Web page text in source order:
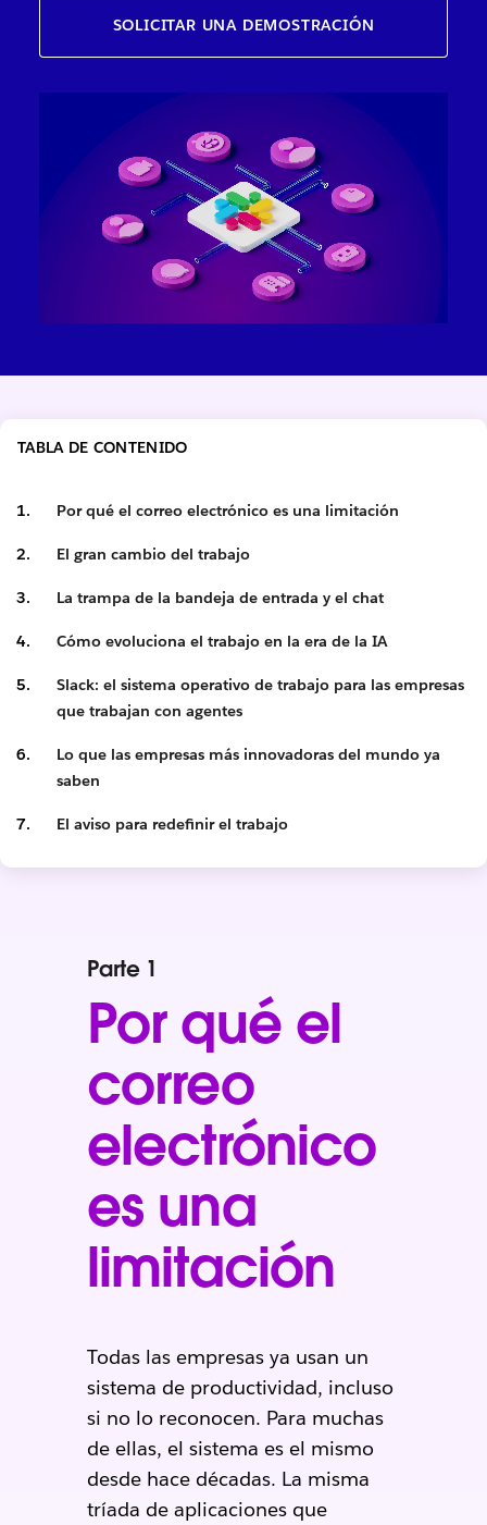
SOLICITAR UNA DEMOSTRACIÓN
TABLA DE CONTENIDO
Por qué el correo electrónico es una limitación
El gran cambio del trabajo
La trampa de la bandeja de entrada y el chat
Cómo evoluciona el trabajo en la era de la IA
Slack: el sistema operativo de trabajo para las empresas
que trabajan con agentes
Lo que las empresas más innovadoras del mundo ya
saben
El aviso para redefinir el trabajo
Parte 1
Por qué el
correo
electrónico
es una
limitación
Todas las empresas ya usan un
sistema de productividad, incluso
si no lo reconocen. Para muchas
de ellas, el sistema es el mismo
desde hace décadas. La misma
tríada de aplicaciones que